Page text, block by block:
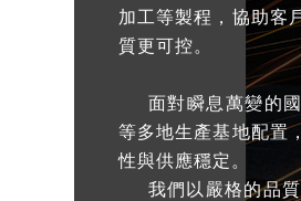
加工等製程，協助客
質更可控。
面對瞬息萬變的國
等多地生產基地配置
性與供應穩定。
我們以嚴格的品質